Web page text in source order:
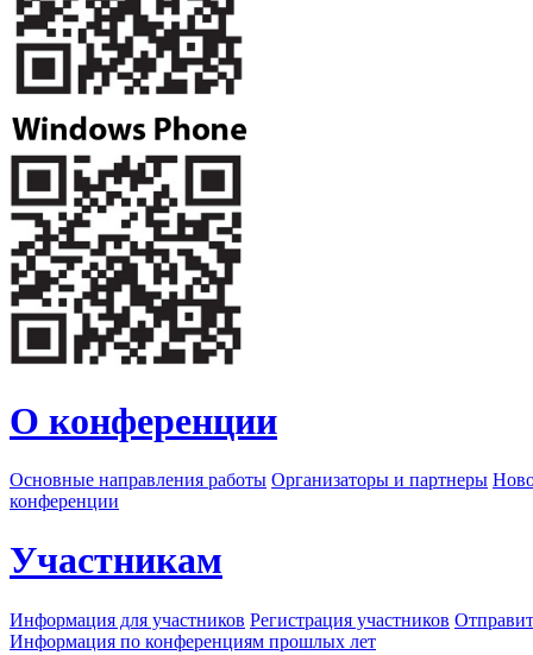
О конференции
Основные направления работы Организаторы и партнеры
конференции
Участникам
Информация для участников Регистрация участников
Информация по конференциям прошлых лет